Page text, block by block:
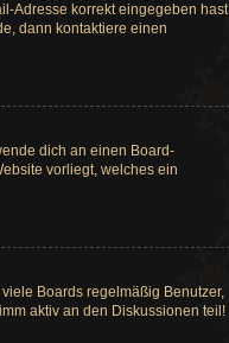
Adresse korrekt eingegeben hast
dann kontaktiere einen
dich an einen Board-
vorliegt, welches ein
Boards regelmäßig Benutzer,
aktiv an den Diskussionen teil!